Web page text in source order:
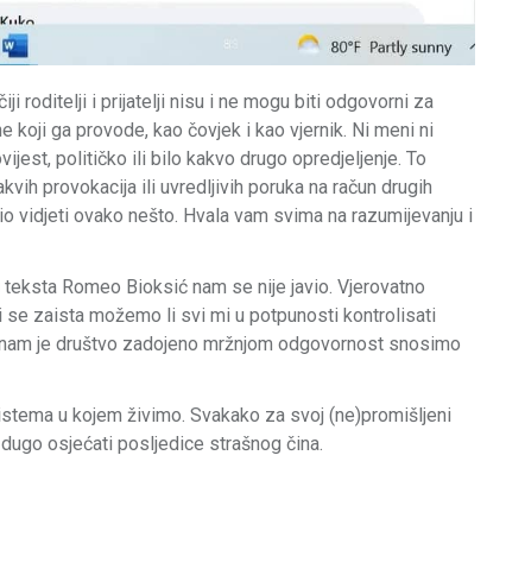
roditelji i prijatelji nisu i ne mogu biti odgovorni za
koji ga provode, kao čovjek i kao vjernik. Ni meni ni
političko ili bilo kakvo drugo opredjeljenje. To
provokacija ili uvredljivih poruka na račun drugih
vidjeti ovako nešto. Hvala vam svima na razumijevanju i
Romeo Bioksić nam se nije javio. Vjerovatno
se zaista možemo li svi mi u potpunosti kontrolisati
je društvo zadojeno mržnjom odgovornost snosimo
u kojem živimo. Svakako za svoj (ne)promišljeni
osjećati posljedice strašnog čina.